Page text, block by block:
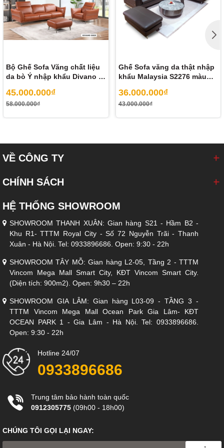
Bảo hành:
thật: 12 tháng
Dễ dàng sắp xếp, phù hợp mọi không gian
dụng chia thành các module, thuận tiện cho việc sắp xếp không
gian phù hợp trong mọi gia đình. Bên ngoài được bọc da bò cao
cấp rất mịn, mát và không bám bụi, dễ dàng vệ sinh cùng đệm
dài.
Giãn>>SofaGỗ >>Sofa Cao Cấp
Bộ Ghế Sofa Văng chất liệu
da bò Ý nhập khẩu Divano S-
45.000.000₫
58.000.000₫
Ghế Sofa văng da thật nhập
khẩu Malaysia S2276 màu
36.000.000₫
43.000.000₫
VỀ CÔNG TY
CHÍNH SÁCH
HỆ THỐNG SHOWROOM
SHOWROOM THANH XUÂN: Gian hàng S21 - Hầm B2 -
Khu R1- TTTM Royal City - Số 72 Nguyễn Trãi - Thanh
Xuân - Hà Nội. Tel: 0933896686. Open: 9:30 - 22h
SHOWROOM TÂY MỖ: Gian hàng L2-05, Tầng 2 - TTTM
Vincom Mega Mall Smart City, KĐT Vincom Smart City.
(Diện tích: 900m2). Open: 9h30 – 22h
SHOWROOM GIA LÂM: Gian hàng L03-09 - TẦNG 3 -
TTTM Vincom Mega Mall Ocean Park Gia Lâm- KĐT
OCEAN PARK 1 - Gia Lâm - Hà Nội. Tel: 0933896686.
Open: 9:30 - 22h
Hotline 24/07
0933896686
Trung tâm bảo hành toàn quốc
0912305775 (09h00 - 18h00)
CHÚNG TÔI GỌI LẠI NGAY: